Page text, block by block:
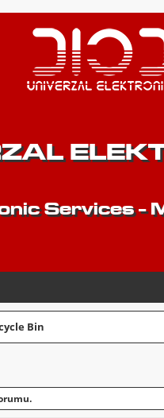
Services -
Bin